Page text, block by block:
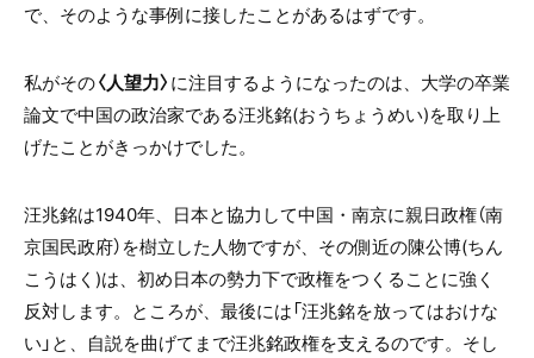
で、そのような事例に接したことがあるはずです。
私がその〈人望力〉に注目するようになったのは、大学の卒業
論文で中国の政治家である汪兆銘(おうちょうめい)を取り上
げたことがきっかけでした。
汪兆銘は1940年、日本と協力して中国・南京に親日政権（南
京国民政府）を樹立した人物ですが、その側近の陳公博(ちん
こうはく)は、初め日本の勢力下で政権をつくることに強く
反対します。ところが、最後には「汪兆銘を放ってはおけな
い」と、自説を曲げてまで汪兆銘政権を支えるのです。そし